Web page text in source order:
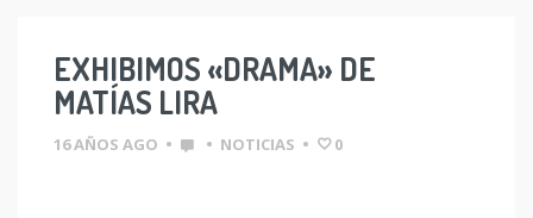
EXHIBIMOS «DRAMA» DE
MATÍAS LIRA
16 AÑOS AGO • • NOTICIAS • 0